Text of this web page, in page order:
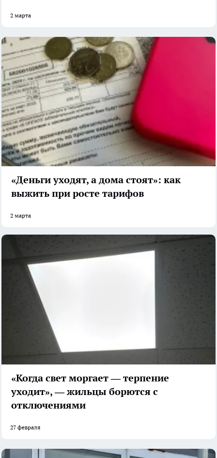
2 марта
«Деньги уходят, а дома стоят»: как
выжить при росте тарифов
2 марта
«Когда свет моргает — терпение
уходит», — жильцы борются с
отключениями
27 февраля